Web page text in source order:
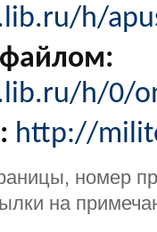
h/
h/0/
http://
номер
на